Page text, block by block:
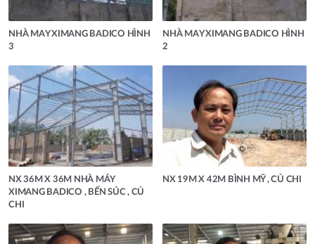
NHÀ MAY XIMANG BADICO HÌNH
3
NHÀ MAY XIMANG BADICO HÌNH
2
NX 36M X 36M NHÀ MÁY
XIMANG BADICO , BẾN SÚC , CỦ
CHI
NX 19M X 42M BÌNH MỸ , CỦ CHI